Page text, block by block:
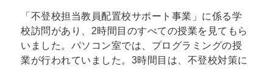
「不登校担当教員配置校サポート事業」に係る学
校訪問があり、2時間目のすべての授業を見てもら
いました。パソコン室では、プログラミングの授
業が行われていました。3時間目は、不登校対策に